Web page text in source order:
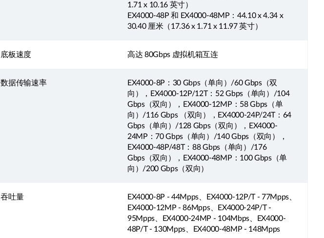
1.71 x 10.16 英寸）
EX4000-48P 和 EX4000-48MP：44.10 x 4.34 x
30.40 厘米（17.36 x 1.71 x 11.97 英寸）
底板速度 高达 80Gbps 虚拟机箱互连
数据传输速率
EX4000-8P：30 Gbps（单向）/60 Gbps（双
向），EX4000-12P/12T：52 Gbps（单向）/104
Gbps（双向），EX4000-12MP：58 Gbps（单
向）/116 Gbps （双向），EX4000-24P/24T：64
Gbps（单向）/128 Gbps（双向），EX4000-
24MP：70 Gbps（单向）/140 Gbps（双向），
EX4000-48P/48T：88 Gbps（单向）/176
Gbps（双向），EX4000-48MP：100 Gbps（单
向）/200 Gbps（双向）
吞吐量
EX4000-8P - 44Mpps、EX4000-12P/T - 77Mpps、
EX4000-12MP - 86Mpps、EX4000-24P/T -
95Mpps、EX4000-24MP - 104Mbps、EX4000-
48P/T - 130Mpps、EX4000-48MP - 148Mpps